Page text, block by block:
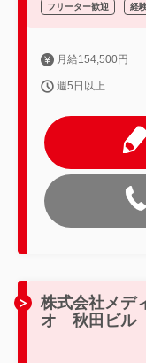
フリーター歓迎 経
月給154,500円
週5日以上
株式会社メデ
オ 秋田ビル